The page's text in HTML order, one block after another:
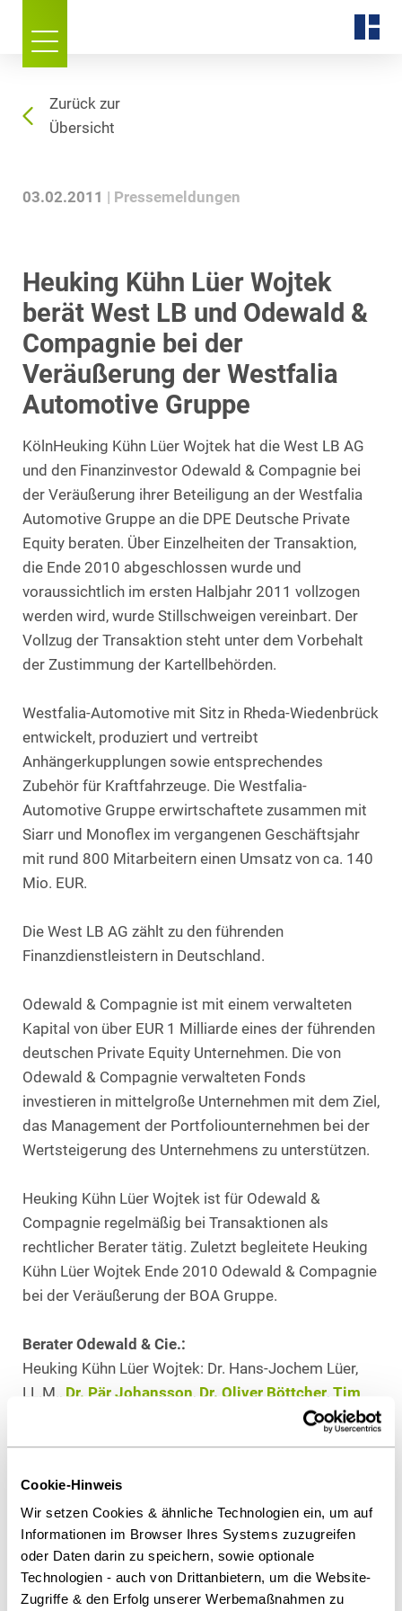
Cookie-Hinweis
Wir setzen Cookies & ähnliche Technologien ein, um auf
Informationen im Browser Ihres Systems zuzugreifen
oder Daten darin zu speichern, sowie optionale
Technologien - auch von Drittanbietern, um die Website-
Zugriffe & den Erfolg unserer Werbemaßnahmen zu
Zurück zur
Übersicht
03.02.2011 Pressemeldungen
Heuking Kühn Lüer Wojtek
berät West LB und Odewald &
Compagnie bei der
Veräußerung der Westfalia
Automotive Gruppe
KölnHeuking Kühn Lüer Wojtek hat die West LB AG
und den Finanzinvestor Odewald & Compagnie bei
der Veräußerung ihrer Beteiligung an der Westfalia
Automotive Gruppe an die DPE Deutsche Private
Equity beraten. Über Einzelheiten der Transaktion,
die Ende 2010 abgeschlossen wurde und
voraussichtlich im ersten Halbjahr 2011 vollzogen
werden wird, wurde Stillschweigen vereinbart. Der
Vollzug der Transaktion steht unter dem Vorbehalt
der Zustimmung der Kartellbehörden.
Westfalia-Automotive mit Sitz in Rheda-Wiedenbrück
entwickelt, produziert und vertreibt
Anhängerkupplungen sowie entsprechendes
Zubehör für Kraftfahrzeuge. Die Westfalia-
Automotive Gruppe erwirtschaftete zusammen mit
Siarr und Monoflex im vergangenen Geschäftsjahr
mit rund 800 Mitarbeitern einen Umsatz von ca. 140
Mio. EUR.
Die West LB AG zählt zu den führenden
Finanzdienstleistern in Deutschland.
Odewald & Compagnie ist mit einem verwalteten
Kapital von über EUR 1 Milliarde eines der führenden
deutschen Private Equity Unternehmen. Die von
Odewald & Compagnie verwalteten Fonds
investieren in mittelgroße Unternehmen mit dem Ziel,
das Management der Portfoliounternehmen bei der
Wertsteigerung des Unternehmens zu unterstützen.
Heuking Kühn Lüer Wojtek ist für Odewald &
Compagnie regelmäßig bei Transaktionen als
rechtlicher Berater tätig. Zuletzt begleitete Heuking
Kühn Lüer Wojtek Ende 2010 Odewald & Compagnie
bei der Veräußerung der BOA Gruppe.
Berater Odewald & Cie.:
Heuking Kühn Lüer Wojtek: Dr. Hans-Jochem Lüer,
LL.M., Dr. Pär Johansson, Dr. Oliver Böttcher, Tim
(alle M&A in
Als PDF herunterladen